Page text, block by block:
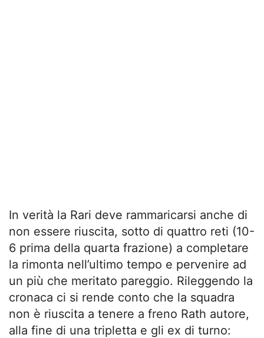
In verità la Rari deve rammaricarsi anche di
non essere riuscita, sotto di quattro reti (10-
6 prima della quarta frazione) a completare
la rimonta nell’ultimo tempo e pervenire ad
un più che meritato pareggio. Rileggendo la
cronaca ci si rende conto che la squadra
non è riuscita a tenere a freno Rath autore,
alla fine di una tripletta e gli ex di turno: